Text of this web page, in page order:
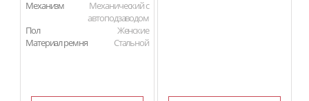
Механизм
Механический с
автоподзаводом
Пол
Женские
Материал ремня
Стальной